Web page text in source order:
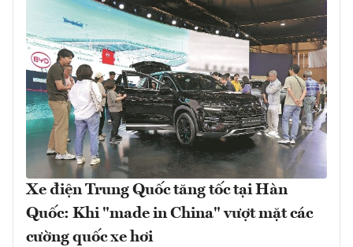
Xe điện Trung Quốc tăng tốc tại Hàn
Quốc: Khi "made in China" vượt mặt các
cường quốc xe hơi